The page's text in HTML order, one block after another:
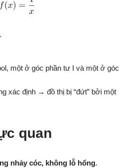
.
một ở góc phần tư I và một ở góc
xác định → đồ thị bị “đứt” bởi một
quan
nhảy cóc, không lỗ hổng.